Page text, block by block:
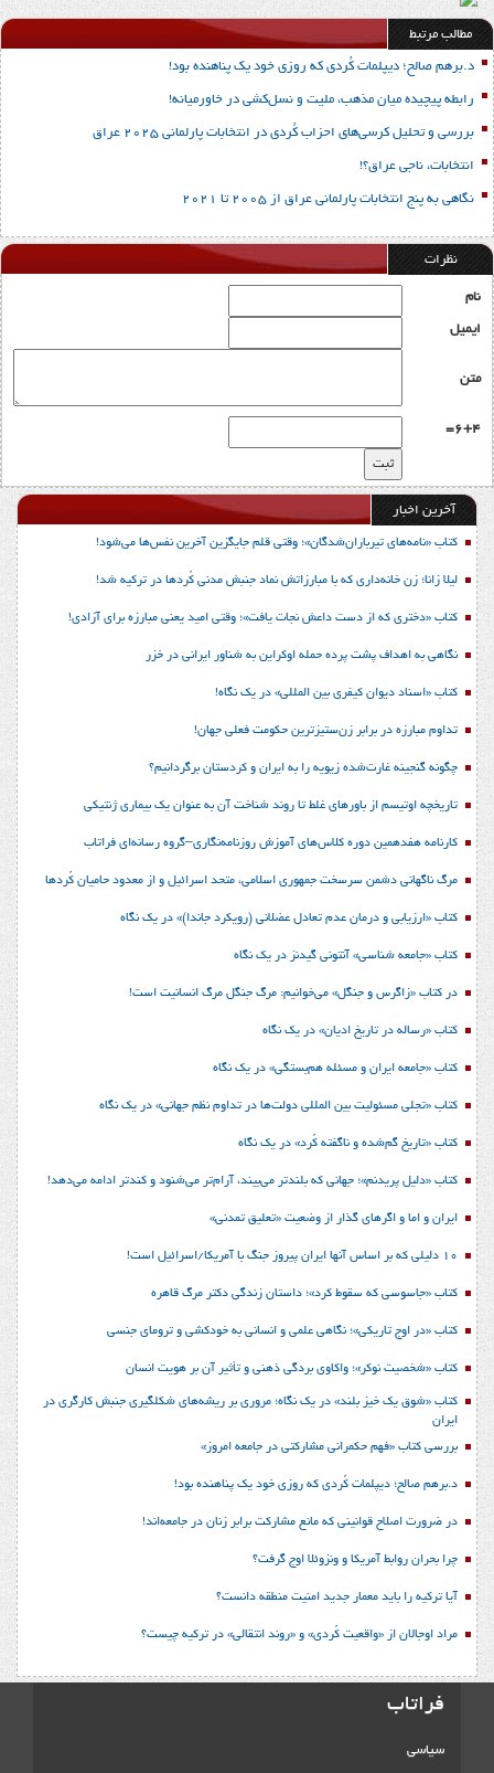
مطالب مرتبط
د.برهم صالح؛ دیپلمات کُردی که روزی خود یک پناهنده بود!
رابطه پیچیده میان مذهب، ملیت و نسل‌کشی در خاورمیانه!
بررسی و تحلیل کرسی‌های احزاب کُردی در انتخابات پارلمانی 2025 عراق
انتخابات، ناجی عراق؟!
نگاهی به پنج انتخابات پارلمانی عراق از 2005 تا 2021
نظرات
نام
ایمیل
متن
6+4=
آخرین اخبار
کتاب «نامه‌های تیرباران‌شدگان»؛ وقتی قلم جایگزین آخرین نفس‌ها می‌شود!
لیلا زانا؛ زن خانه‌داری که با مبارزاتش نماد جنبش مدنی کُردها در ترکیه شد!
کتاب «دختری که از دست داعش نجات یافت»؛ وقتی امید یعنی مبارزه برای آزادی!
نگاهی به اهداف پشت پرده حمله اوکراین به شناور ایرانی در خزر
کتاب «اسناد دیوان کیفری بین المللی» در یک نگاه!
تداوم مبارزه در برابر زن‌ستیزترین حکومت فعلی جهان!
چگونه گنجینه غارت‌شده زیویه را به ایران و کردستان برگردانیم؟
تاریخچه اوتیسم از باورهای غلط تا روند شناخت آن به عنوان یک بیماری ژنتیکی
کارنامه هفدهمین دوره کلاس‌های آموزش روزنامه‌نگاری–گروه رسانه‌ای فراتاب
مرگ ناگهانی دشمن سرسخت جمهوری اسلامی، متحد اسرائیل و از معدود حامیان کُردها
کتاب «ارزیابی و درمان عدم تعادل عضلانی (رویکرد جاندا)» در یک نگاه
کتاب «جامعه شناسی» آنتونی گیدنز در یک نگاه
در کتاب «زاگرس و جنگل» می‌خوانیم: مرگ جنگل مرگ انسانیت است!
کتاب «رساله در تاریخ ادیان» در یک نگاه
کتاب «جامعه ایران و مسئله هم‌بستگی» در یک نگاه
کتاب «تجلی مسئولیت بین المللی دولت‌ها در تداوم نظم جهانی» در یک نگاه
کتاب «تاریخ گم‌شده و ناگفته کُرد» در یک نگاه
کتاب «دلیل پریدنم»؛ جهانی که بلندتر می‌بیند، آرام‌تر می‌شنود و کندتر ادامه می‌دهد!
ایران و اما و اگرهای گذار از وضعیت «تعلیق تمدنی»
10 دلیلی که بر اساس آنها ایران پیروز جنگ با آمریکا/اسرائیل است!
کتاب «جاسوسی که سقوط کرد»؛ داستان زندگی دکتر مرگ قاهره
کتاب «در اوج تاریکی»؛ نگاهی علمی و انسانی به خودکشی و ترومای جنسی
کتاب «شخصیت نوکر»؛ واکاوی بردگی ذهنی و تأثیر آن بر هویت انسان
کتاب «شوق یک خیز بلند» در یک نگاه؛ مروری بر ریشه‌های شکل‎گیری جنبش کارگری در
ایران
بررسی کتاب «فهم حکمرانی مشارکتی در جامعه امروز»
د.برهم صالح؛ دیپلمات کُردی که روزی خود یک پناهنده بود!
در ضرورت اصلاح قوانینی که مانع مشارکت برابر زنان در جامعه‌اند!
چرا بحران روابط آمریکا و ونزوئلا اوج گرفت؟
آیا ترکیه را باید معمار جدید امنیت منطقه دانست؟
مراد اوجالان از «واقعیت کُردی» و «روند انتقالی» در ترکیه چیست؟
فراتاب
سیاسی